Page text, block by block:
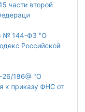
части второй
№ 144-ФЗ "О
Российской
186@ "О
к приказу ФНС от